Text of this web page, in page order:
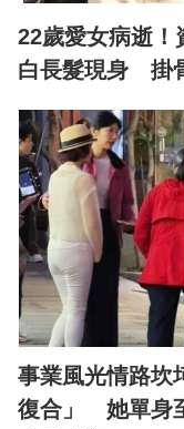
22歲愛女病逝！
白長髮現身 掛
事業風光情路坎
復合」 她單身